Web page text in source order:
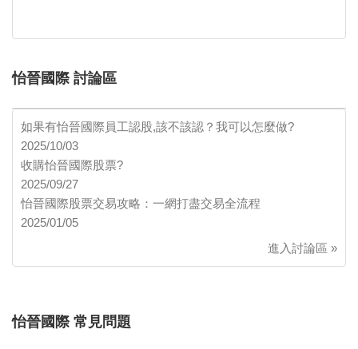
怡晉國際 討論區
如果有怡晉國際員工認股,該不該認？我可以怎麼做?
2025/10/03
收購怡晉國際股票?
2025/09/27
怡晉國際股票交易攻略：一網打盡交易全流程
2025/01/05
進入討論區 »
怡晉國際 常見問題